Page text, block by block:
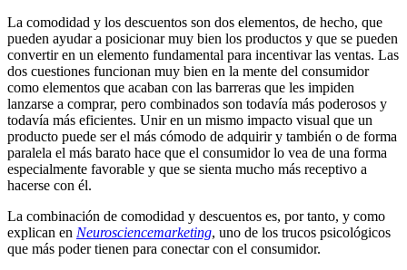
La comodidad y los descuentos son dos elementos, de hecho, que
pueden ayudar a posicionar muy bien los productos y que se pueden
convertir en un elemento fundamental para incentivar las ventas. Las
dos cuestiones funcionan muy bien en la mente del consumidor
como elementos que acaban con las barreras que les impiden
lanzarse a comprar, pero combinados son todavía más poderosos y
todavía más eficientes. Unir en un mismo impacto visual que un
producto puede ser el más cómodo de adquirir y también o de forma
paralela el más barato hace que el consumidor lo vea de una forma
especialmente favorable y que se sienta mucho más receptivo a
hacerse con él.
La combinación de comodidad y descuentos es, por tanto, y como
explican en Neurosciencemarketing, uno de los trucos psicológicos
que más poder tienen para conectar con el consumidor.